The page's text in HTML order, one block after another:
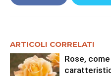
ARTICOLI CORRELATI
Rose,